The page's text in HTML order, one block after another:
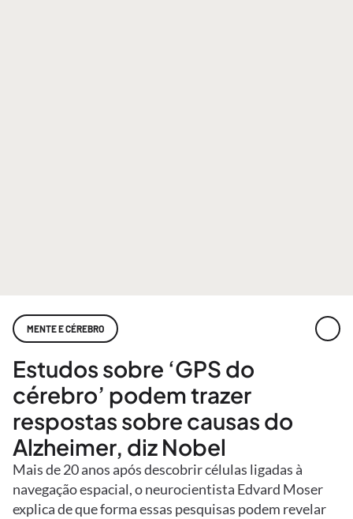
MENTE E CÉREBRO
Estudos sobre ‘GPS do
cérebro’ podem trazer
respostas sobre causas do
Alzheimer, diz Nobel
Mais de 20 anos após descobrir células ligadas à
navegação espacial, o neurocientista Edvard Moser
explica de que forma essas pesquisas podem revelar